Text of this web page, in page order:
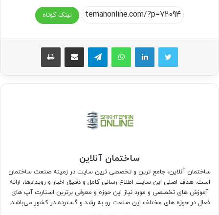
لینک کوتاه
واتس آپ تلگرام اشتراک گذاری از طریق ایمیل چاپ
ساختمان آنلاین
ساختمان آنلاین، جامع ترین و تخصصی ترین سایت در زمینه صنعت ساختمان
است. هدف اصلی این سایت اطلاع رسانی کامل و دقیق اخبار و رویدادها، ارائه
آموزش های تخصصی و مورد نیاز این حوزه و معرفی برترین استارت آپ های
فعال در حوزه های مختلف این صنعت رو به رشد و گسترده در کشور می‌باشد.